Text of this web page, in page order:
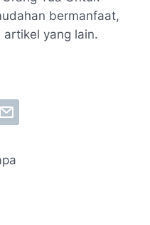
bermanfaat,
yang lain.